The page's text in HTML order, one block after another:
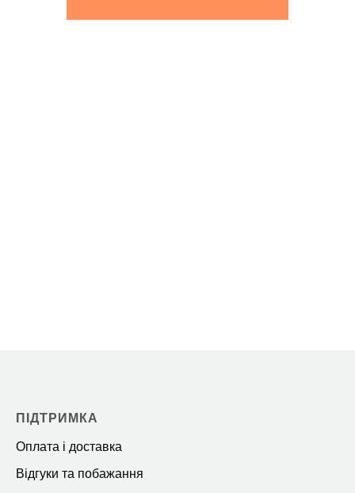
ПІДТРИМКА
Оплата і доставка
Відгуки та побажання